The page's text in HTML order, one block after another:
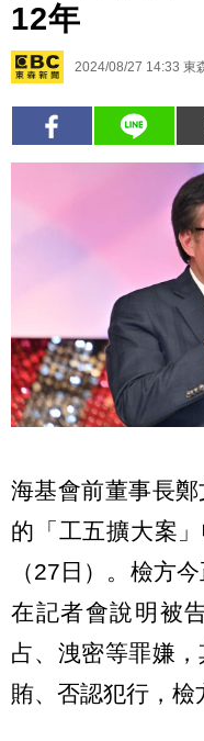
12年
2024/08/27 14:33 東
海基會前董事長
的「工五擴大案
（27日）。檢方
在記者會說明被
占、洩密等罪嫌
賄、否認犯行，檢